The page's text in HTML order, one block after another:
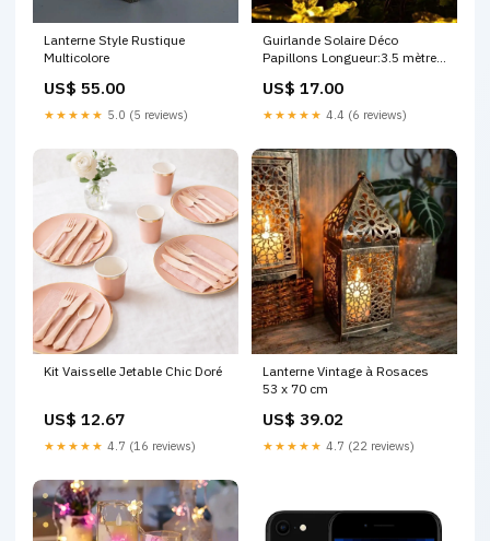
Lanterne Style Rustique
Multicolore
US$ 55.00
★★★★★ 5.0 (5 reviews)
Guirlande Solaire Déco
Papillons Longueur:3.5 mètres
US$ 17.00
★★★★★ 4.4 (6 reviews)
Kit Vaisselle Jetable Chic Doré
US$ 12.67
★★★★★ 4.7 (16 reviews)
Lanterne Vintage à Rosaces
53 x 70 cm
US$ 39.02
★★★★★ 4.7 (22 reviews)